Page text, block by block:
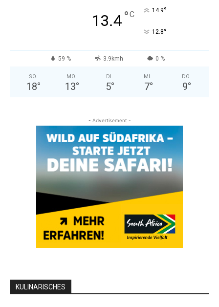
13.4°C 14.9°
12.8°
59 % 3.9kmh 0 %
SO.
18°
MO.
13°
DI.
5°
MI.
7°
DO.
9°
- Advertisement -
KULINARISCHES